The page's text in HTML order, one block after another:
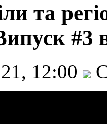
та
#3
12:00